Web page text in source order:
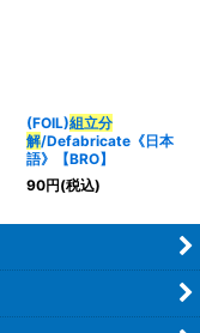
(FOIL)組立分
解/Defabricate《日本
語》【BRO】
90円(税込)